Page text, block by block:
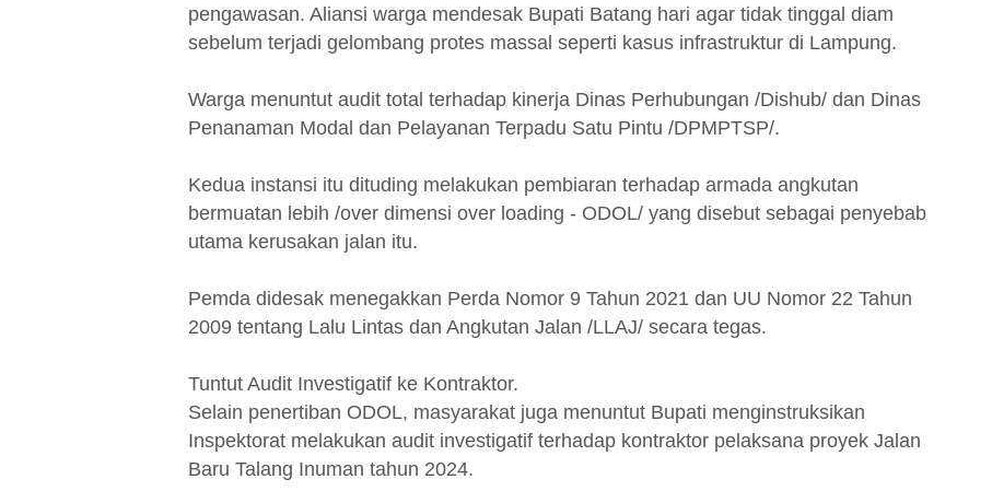
pengawasan. Aliansi warga mendesak Bupati Batang hari agar tidak tinggal diam
sebelum terjadi gelombang protes massal seperti kasus infrastruktur di Lampung.
Warga menuntut audit total terhadap kinerja Dinas Perhubungan /Dishub/ dan Dinas
Penanaman Modal dan Pelayanan Terpadu Satu Pintu /DPMPTSP/.
Kedua instansi itu dituding melakukan pembiaran terhadap armada angkutan
bermuatan lebih /over dimensi over loading - ODOL/ yang disebut sebagai penyebab
utama kerusakan jalan itu.
Pemda didesak menegakkan Perda Nomor 9 Tahun 2021 dan UU Nomor 22 Tahun
2009 tentang Lalu Lintas dan Angkutan Jalan /LLAJ/ secara tegas.
Tuntut Audit Investigatif ke Kontraktor.
Selain penertiban ODOL, masyarakat juga menuntut Bupati menginstruksikan
Inspektorat melakukan audit investigatif terhadap kontraktor pelaksana proyek Jalan
Baru Talang Inuman tahun 2024.